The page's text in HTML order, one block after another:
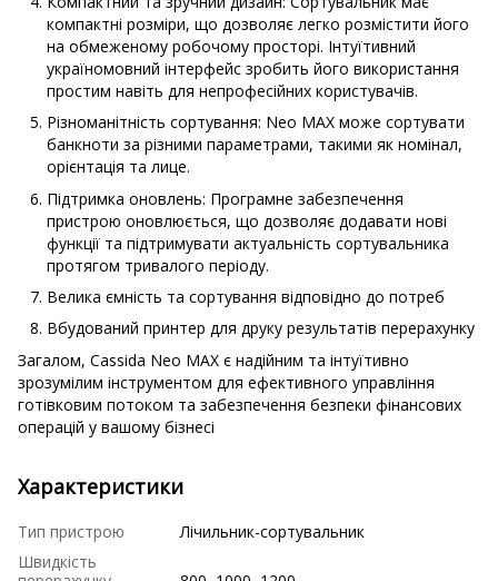
компактні розміри, що дозволяє легко розмістити його
на обмеженому робочому просторі. Інтуїтивний
україномовний інтерфейс зробить його використання
простим навіть для непрофесійних користувачів.
Різноманітність сортування: Neo MAX може сортувати
банкноти за різними параметрами, такими як номінал,
орієнтація та лице.
Підтримка оновлень: Програмне забезпечення
пристрою оновлюється, що дозволяє додавати нові
функції та підтримувати актуальність сортувальника
протягом тривалого періоду.
Велика ємність та сортування відповідно до потреб
Вбудований принтер для друку результатів перерахунку
Загалом, Cassida Neo MAX є надійним та інтуїтивно
зрозумілим інструментом для ефективного управління
готівковим потоком та забезпечення безпеки фінансових
операцій у вашому бізнесі
Характеристики
Тип пристрою
Лічильник-сортувальник
Швидкість